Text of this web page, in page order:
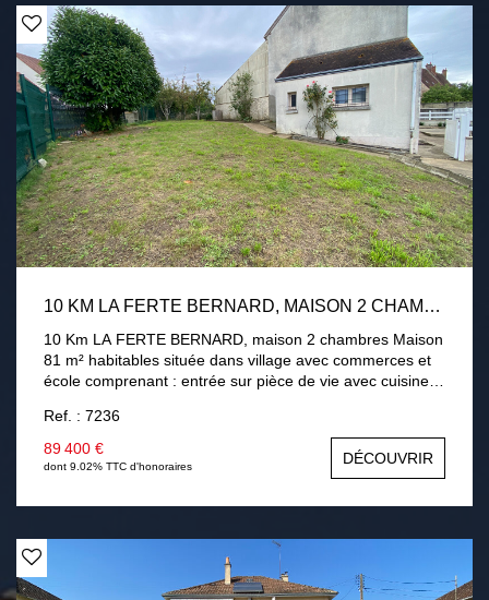
10 KM LA FERTE BERNARD, MAISON 2 CHAMBRES
10 Km LA FERTE BERNARD, maison 2 chambres Maison
81 m² habitables située dans village avec commerces et
école comprenant : entrée sur pièce de vie avec cuisine
chambre avec placard, deux bureaux, salle d'eau avec
wc. Cave sous la maison. Double vitrage PVC, chauffage
central fuel. Garage 45 m². Jardin 336m² clos.
Ref. : 7236
89 400 €
dont 9.02% TTC d'honoraires DÉCOUVRIR